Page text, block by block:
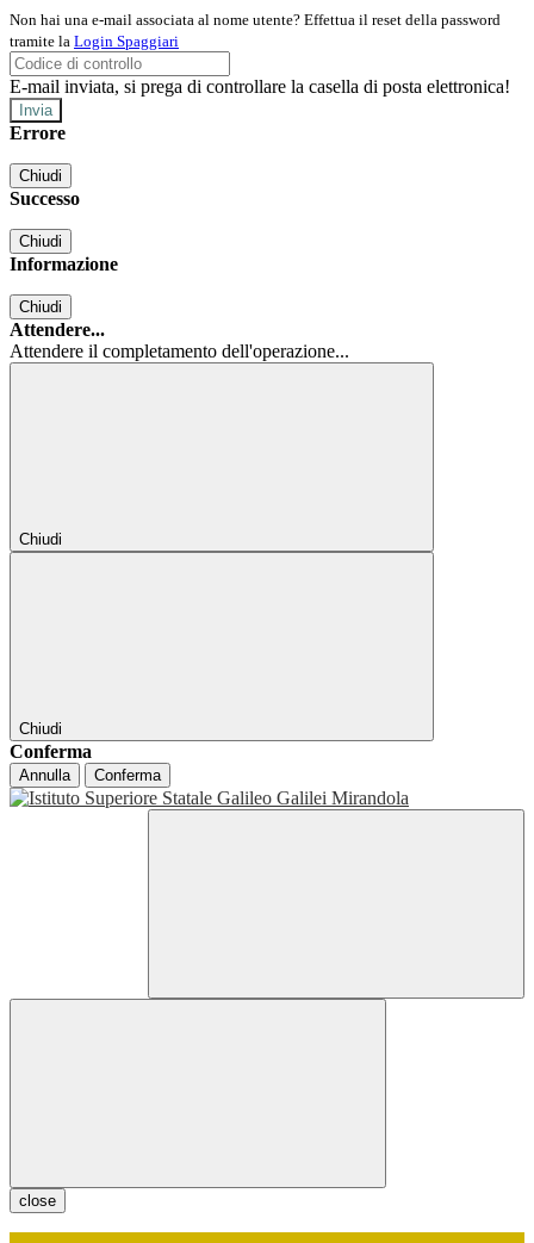
Non hai una e-mail associata al nome utente? Effettua il reset della password
tramite la Login Spaggiari
E-mail inviata, si prega di controllare la casella di posta elettronica!
Errore
Chiudi
Successo
Chiudi
Informazione
Chiudi
Attendere...
Attendere il completamento dell'operazione...
Chiudi
Chiudi
Conferma
Annulla Conferma
close